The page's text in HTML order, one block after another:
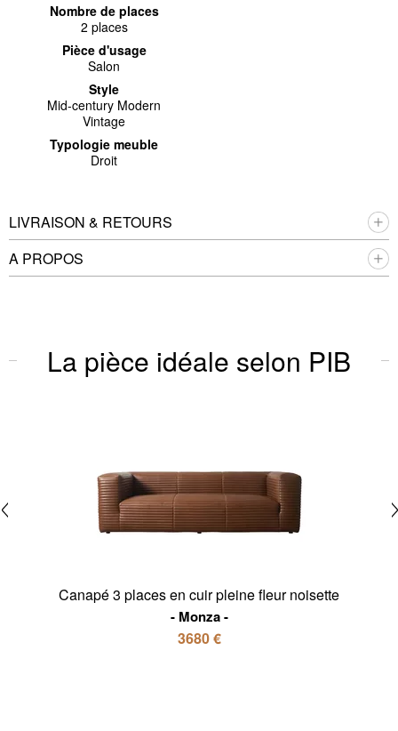
Nombre de places
2 places
Pièce d'usage
Salon
Style
Mid-century Modern
Vintage
Typologie meuble
Droit
LIVRAISON & RETOURS
A PROPOS
La pièce idéale selon PIB
Canapé 3 places en cuir pleine fleur noisette
Monza
3680 €